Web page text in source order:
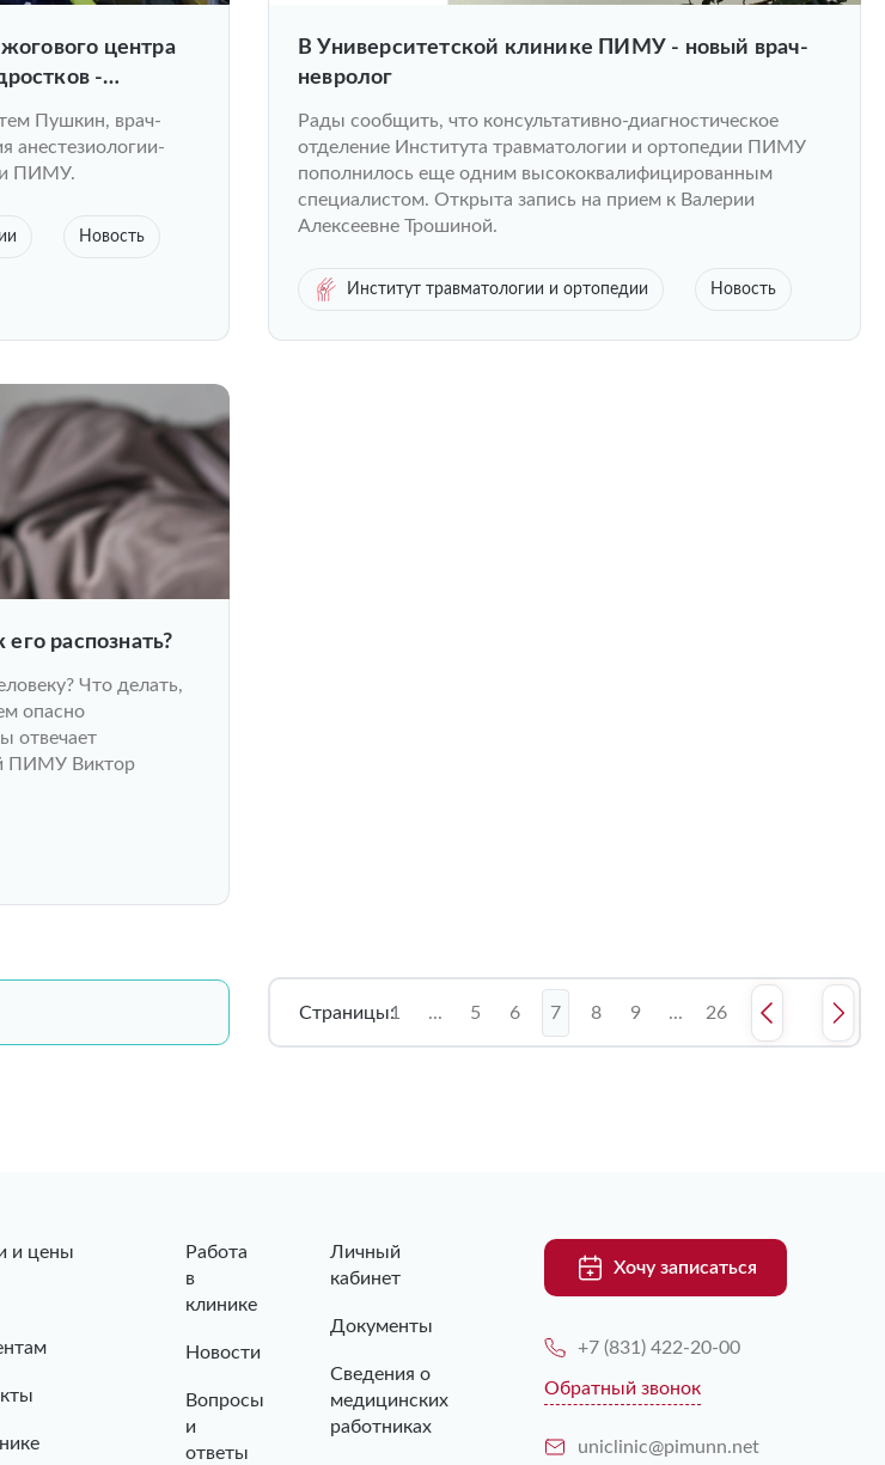
центра
-
Пушкин, врач-
анестезиологии-
ПИМУ.
Новость
В Университетской клинике ПИМУ - новый врач-
невролог
Рады сообщить, что консультативно-диагностическое
отделение Института травматологии и ортопедии ПИМУ
пополнилось еще одним высококвалифицированным
специалистом. Открыта запись на прием к Валерии
Алексеевне Трошиной.
Институт травматологии и ортопедии Новость
распознать?
Что делать,
опасно
отвечает
ПИМУ Виктор
Страницы:1 ... 5 6 7 8 9 ... 26
и цены
Работа
в
клинике
Новости
Вопросы
и
ответы
Личный
кабинет
Документы
Сведения о
медицинских
работниках
Хочу записаться
+7 (831) 422-20-00
Обратный звонок
uniclinic@pimunn.net